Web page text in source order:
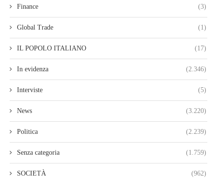
Finance (3)
Global Trade (1)
IL POPOLO ITALIANO (17)
In evidenza (2.346)
Interviste (5)
News (3.220)
Politica (2.239)
Senza categoria (1.759)
SOCIETÀ (962)